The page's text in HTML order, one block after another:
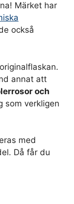
Märket har
också
annat att
och
som verkligen
med
Då får du